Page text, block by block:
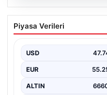
Kelebek.Org İle
Sertifikalı Adresi
irtibat sağlaması ciddi bir
Güncel olarak…
Piyasa Verileri
USD
EUR
ALTIN